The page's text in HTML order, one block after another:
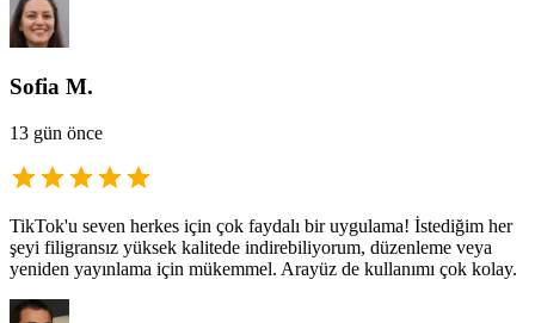
Sofia M.
13 gün önce
TikTok'u seven herkes için çok faydalı bir uygulama! İstediğim her
şeyi filigransız yüksek kalitede indirebiliyorum, düzenleme veya
yeniden yayınlama için mükemmel. Arayüz de kullanımı çok kolay.